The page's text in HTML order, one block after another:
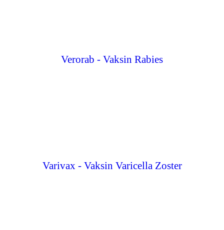
Verorab - Vaksin Rabies
Varivax - Vaksin Varicella Zoster